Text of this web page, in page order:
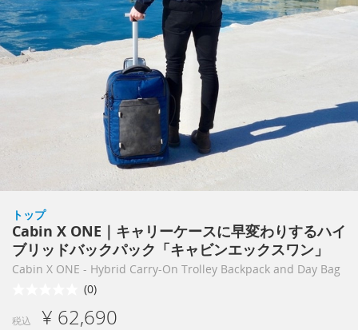
トップ
Cabin X ONE｜キャリーケースに早変わりするハイ
ブリッドバックパック「キャビンエックスワン」
Cabin X ONE - Hybrid Carry-On Trolley Backpack and Day Bag
(0)
税込 ¥ 62,690